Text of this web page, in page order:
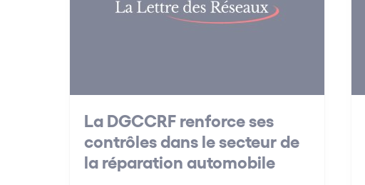
La DGCCRF renforce ses
contrôles dans le secteur de
la réparation automobile